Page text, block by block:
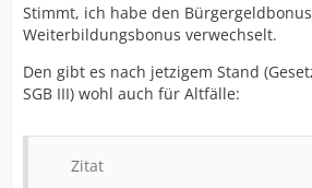
Stimmt, ich habe den
Weiterbildungsbonus verwechselt.
Den gibt es nach jetzigem Stand
SGB III) wohl auch für Altfälle:
Zitat